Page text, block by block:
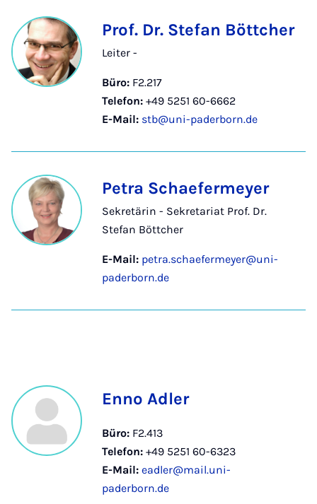
Prof. Dr. Stefan Böttcher
Leiter -
Büro: F2.217
Telefon: +49 5251 60-6662
E-Mail: stb@uni-paderborn.de
Petra Schaefermeyer
Sekretärin - Sekretariat Prof. Dr.
Stefan Böttcher
E-Mail: petra.schaefermeyer@uni-
paderborn.de
Enno Adler
Büro: F2.413
Telefon: +49 5251 60-6323
E-Mail: eadler@mail.uni-
paderborn.de